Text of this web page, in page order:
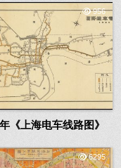
956
《上海电车线路图》
6295